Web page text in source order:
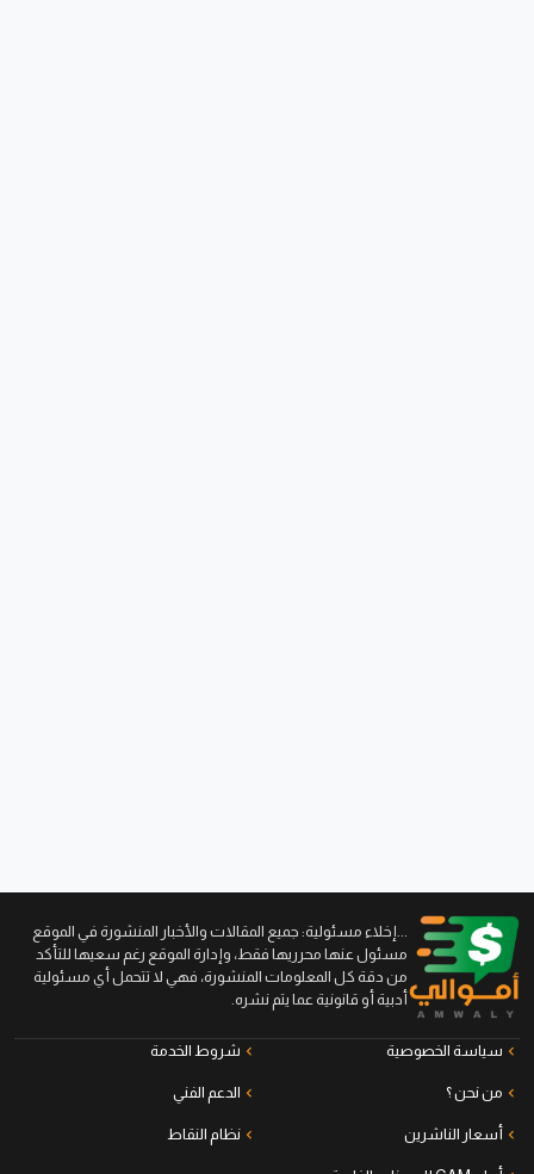
...إخلاء مسئولية: جميع المقالات والأخبار المنشورة في الموقع
مسئول عنها محرريها فقط، وإدارة الموقع رغم سعيها للتأكد
من دقة كل المعلومات المنشورة، فهي لا تتحمل أي مسئولية
أدبية أو قانونية عما يتم نشره.
سياسة الخصوصية شروط الخدمة
من نحن ؟ الدعم الفني
أسعار الناشرين نظام النقاط